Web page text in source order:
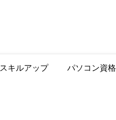
スキルアップ パソコン資格